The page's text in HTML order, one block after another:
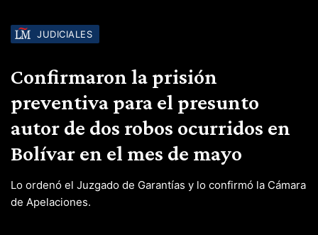
JUDICIALES
Confirmaron la prisión
preventiva para el presunto
autor de dos robos ocurridos en
Bolívar en el mes de mayo
Lo ordenó el Juzgado de Garantías y lo confirmó la Cámara
de Apelaciones.